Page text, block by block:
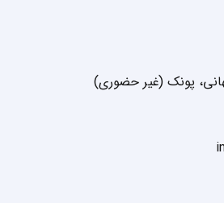
پونک (غیر حضوری)